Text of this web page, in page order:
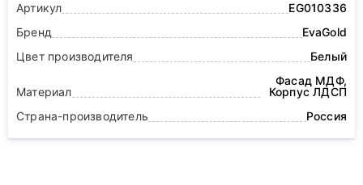
Артикул
EG010336
Бренд
EvaGold
Цвет производителя
Белый
Материал
Фасад МДФ,
Корпус ЛДСП
Страна-производитель
Россия